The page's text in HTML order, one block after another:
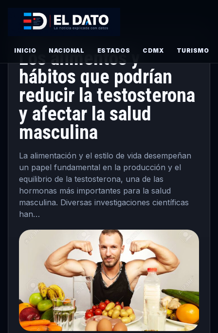
INICIO NACIONAL ESTADOS CDMX TURISMO
Los alimentos y
hábitos que podrían
reducir la testosterona
y afectar la salud
masculina
La alimentación y el estilo de vida desempeñan
un papel fundamental en la producción y el
equilibrio de la testosterona, una de las
hormonas más importantes para la salud
masculina. Diversas investigaciones científicas
han…